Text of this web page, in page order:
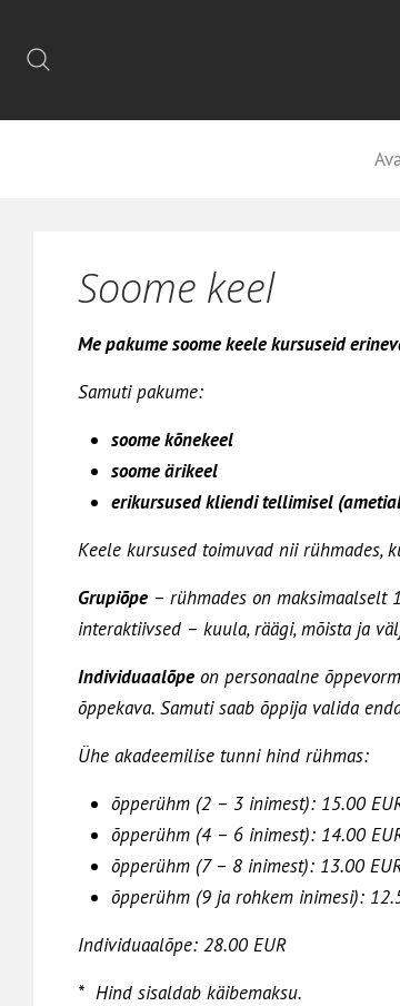
Soome keel
Me pakumesoome keele kursuseid
Samuti pakume:
soomekõnekeel
soomeärikeel
erikursused kliendi tellimisel
Keele kursused toimuvad nii rühmades,
Grupiõpe – rühmades on maksimaalselt
interaktiivsed – kuula, räägi, mõista ja
Individuaalõpe on personaalne
õppekava. Samuti saab õppija valida
Ühe akadeemilise tunni hind rühmas:
õpperühm (2 – 3 inimest): 15.00
õpperühm (4 – 6 inimest): 14.00
õpperühm (7 – 8 inimest): 13.00
õpperühm (9 ja rohkem inimesi):
Individuaalõpe: 28.00 EUR
* Hind sisaldab käibemaksu.